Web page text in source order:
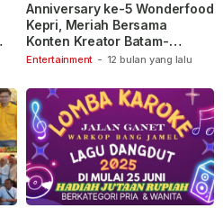
Entertainment - 12 bulan yang lalu
Anniversary ke-5 Wonderfood
Kepri, Meriah Bersama
Konten Kreator Batam-
Tanjungpinang